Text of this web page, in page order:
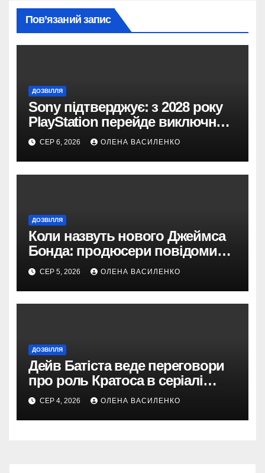
Пов’язаний запис
ДОЗВІЛЛЯ
Sony підтверджує: з 2028 року
PlayStation перейде виключно
на цифрові ігри
СЕР 6, 2026 ОЛЕНА ВАСИЛЕНКО
ДОЗВІЛЛЯ
Коли назвуть нового Джеймса
Бонда: продюсери повідомили
про терміни кастингу
СЕР 5, 2026 ОЛЕНА ВАСИЛЕНКО
ДОЗВІЛЛЯ
Дейв Батіста веде переговори
про роль Кратоса в серіалі
«God of War» від Amazon
СЕР 4, 2026 ОЛЕНА ВАСИЛЕНКО